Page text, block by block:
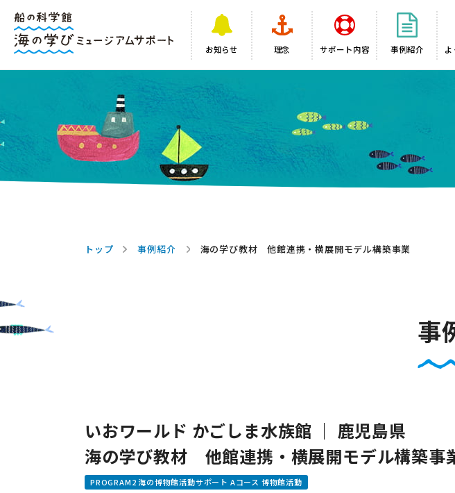
お知らせ 理念 サポート内容 事例紹介
トップ 事例紹介 海の学び教材 他館連携・横展開モデル構築事業
事
いおワールド かごしま水族館 ｜ 鹿児島県
海の学び教材 他館連携・横展開モデル構築事
PROGRAM2 海の博物館活動サポート Aコース 博物館活動